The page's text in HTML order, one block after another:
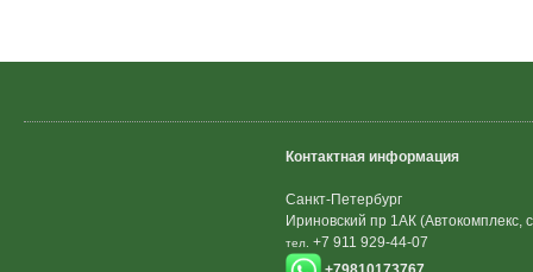
Контактная информация
Санкт-Петербург
Ириновский пр 1АК (Автокомплекс,
тел. +7 911 929-44-07